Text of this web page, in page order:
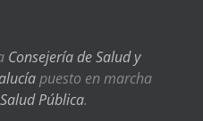
Consejería de Salud y
puesto en marcha
Pública.